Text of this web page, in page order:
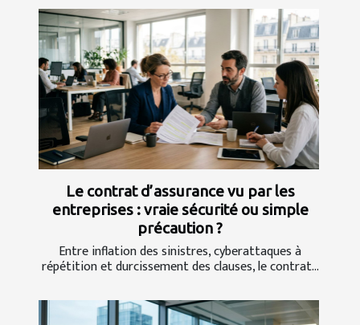
Le contrat d’assurance vu par les
entreprises : vraie sécurité ou simple
précaution ?
Entre inflation des sinistres, cyberattaques à
répétition et durcissement des clauses, le contrat...